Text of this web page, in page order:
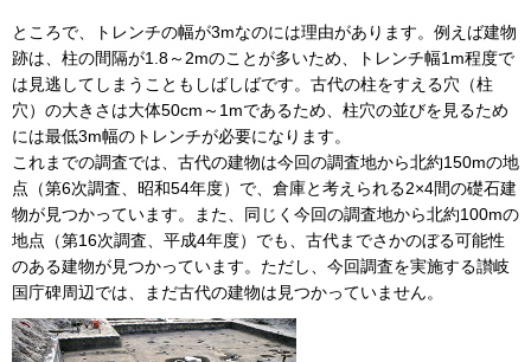
ところで、トレンチの幅が3mなのには理由があります。例えば建物
跡は、柱の間隔が1.8～2mのことが多いため、トレンチ幅1m程度で
は見逃してしまうこともしばしばです。古代の柱をすえる穴（柱
穴）の大きさは大体50cm～1mであるため、柱穴の並びを見るため
には最低3m幅のトレンチが必要になります。
これまでの調査では、古代の建物は今回の調査地から北約150mの地
点（第6次調査、昭和54年度）で、倉庫と考えられる2×4間の礎石建
物が見つかっています。また、同じく今回の調査地から北約100mの
地点（第16次調査、平成4年度）でも、古代までさかのぼる可能性
のある建物が見つかっています。ただし、今回調査を実施する讃岐
国庁碑周辺では、まだ古代の建物は見つかっていません。